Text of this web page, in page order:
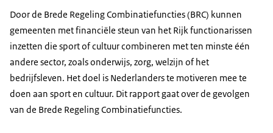
Door de Brede Regeling Combinatiefuncties (BRC) kunnen
gemeenten met financiële steun van het Rijk functionarissen
inzetten die sport of cultuur combineren met ten minste één
andere sector, zoals onderwijs, zorg, welzijn of het
bedrijfsleven. Het doel is Nederlanders te motiveren mee te
doen aan sport en cultuur. Dit rapport gaat over de gevolgen
van de Brede Regeling Combinatiefuncties.